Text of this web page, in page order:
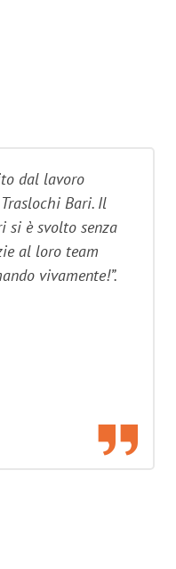
dal lavoro
Bari. Il
si è svolto senza
al loro team
vivamente!”.